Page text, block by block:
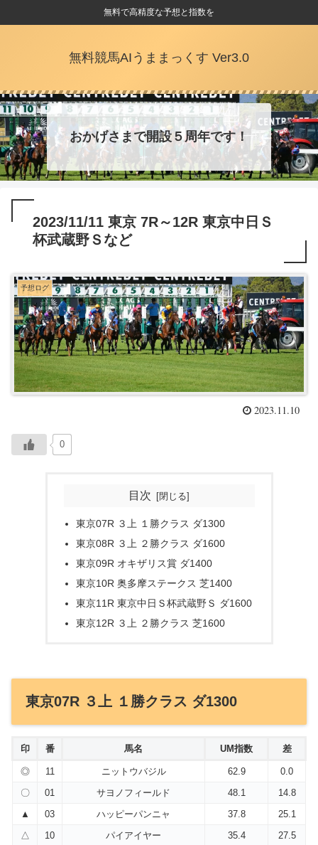
無料で高精度な予想と指数を
無料競馬AIうままっくす Ver3.0
おかげさまで開設５周年です！
2023/11/11 東京 7R～12R 東京中日Ｓ
杯武蔵野Ｓなど
予想ログ
2023.11.10
0
目次
東京07R ３上 １勝クラス ダ1300
東京08R ３上 ２勝クラス ダ1600
東京09R オキザリス賞 ダ1400
東京10R 奥多摩ステークス 芝1400
東京11R 東京中日Ｓ杯武蔵野Ｓ ダ1600
東京12R ３上 ２勝クラス 芝1600
東京07R ３上 １勝クラス ダ1300
印 番 馬名 UM指数 差
◎ 11 ニットウバジル 62.9
0.0
〇
01 サヨノフィールド 48.1
14.8
▲
03 ハッピーパンニャ 37.8
25.1
△
10 パイアイヤー 35.4
27.5